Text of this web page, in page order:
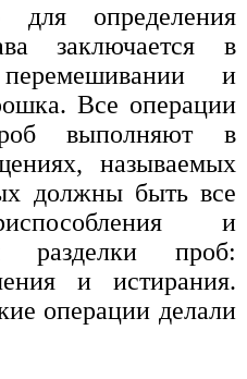
для определения
заключается в
и
Все операции
выполняют в
называемых
должны быть все
и
разделки проб:
и истирания.
операции делали